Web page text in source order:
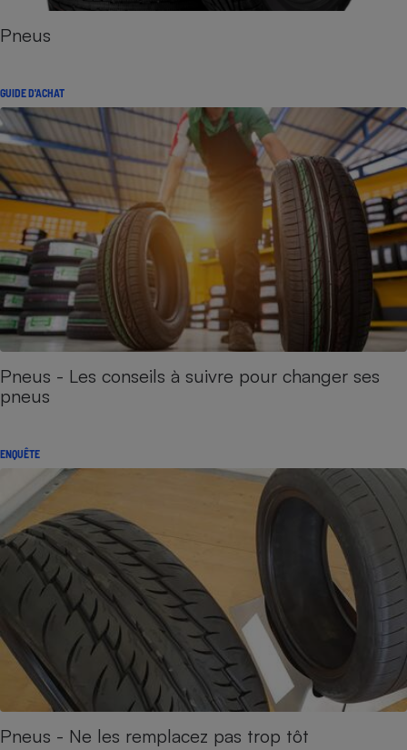
Pneus
GUIDE D'ACHAT
Pneus - Les conseils à suivre pour changer ses
pneus
ENQUÊTE
Pneus - Ne les remplacez pas trop tôt